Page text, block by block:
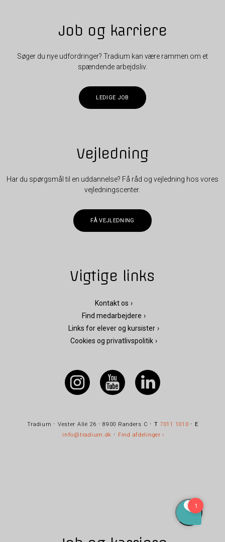
Job og karriere
Søger du nye udfordringer? Tradium kan være rammen om et
spændende arbejdsliv.
LEDIGE JOB
Vejledning
Har du spørgsmål til en uddannelse? Få råd og vejledning hos vores
vejledningscenter.
FÅ VEJLEDNING
Vigtige links
Kontakt os
Find medarbejdere
Links for elever og kursister
Cookies og privatlivspolitik
Tradium ⋅ Vester Allé 26 ⋅ 8900 Randers C ⋅ T 7011 1010 ⋅
E
info@tradium.dk ⋅Find afdelinger